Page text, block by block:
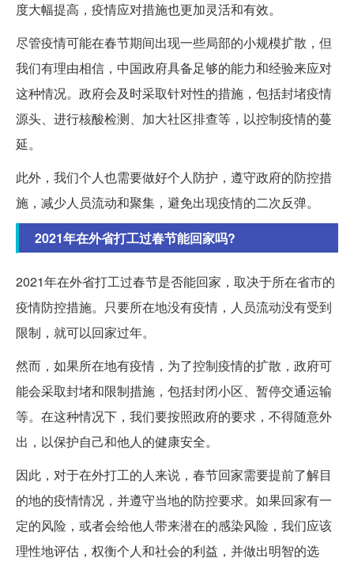
度大幅提高，疫情应对措施也更加灵活和有效。
尽管疫情可能在春节期间出现一些局部的小规模扩散，但
我们有理由相信，中国政府具备足够的能力和经验来应对
这种情况。政府会及时采取针对性的措施，包括封堵疫情
源头、进行核酸检测、加大社区排查等，以控制疫情的蔓
延。
此外，我们个人也需要做好个人防护，遵守政府的防控措
施，减少人员流动和聚集，避免出现疫情的二次反弹。
2021年在外省打工过春节能回家吗?
2021年在外省打工过春节是否能回家，取决于所在省市的
疫情防控措施。只要所在地没有疫情，人员流动没有受到
限制，就可以回家过年。
然而，如果所在地有疫情，为了控制疫情的扩散，政府可
能会采取封堵和限制措施，包括封闭小区、暂停交通运输
等。在这种情况下，我们要按照政府的要求，不得随意外
出，以保护自己和他人的健康安全。
因此，对于在外打工的人来说，春节回家需要提前了解目
的地的疫情情况，并遵守当地的防控要求。如果回家有一
定的风险，或者会给他人带来潜在的感染风险，我们应该
理性地评估，权衡个人和社会的利益，并做出明智的选